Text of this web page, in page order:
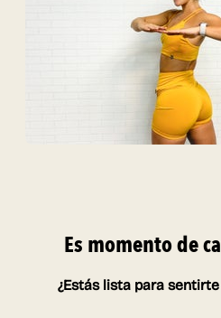
Es momento de
¿Estás lista para